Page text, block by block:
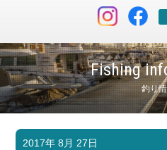
Fishing
釣り
マリンクラブ
マリンライフを堪能したい！
2017年 8月 27日